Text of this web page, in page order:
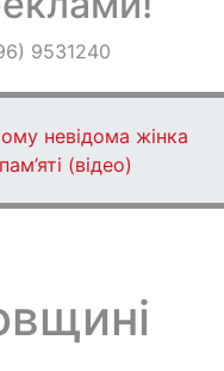
9531240
невідома жінка
(відео)